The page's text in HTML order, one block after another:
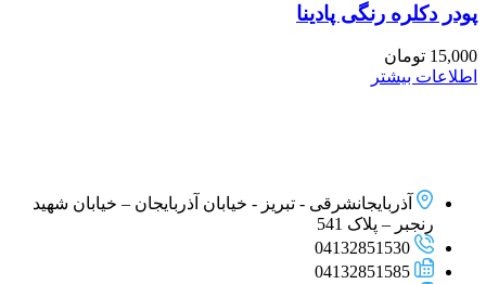
پودر دکلره رنگی پادینا
15,000 تومان
اطلاعات بیشتر
آذربایجانشرقی - تبریز - خیابان آذربایجان – خیابان شهید
رنجبر – پلاک 541
04132851530
04132851585